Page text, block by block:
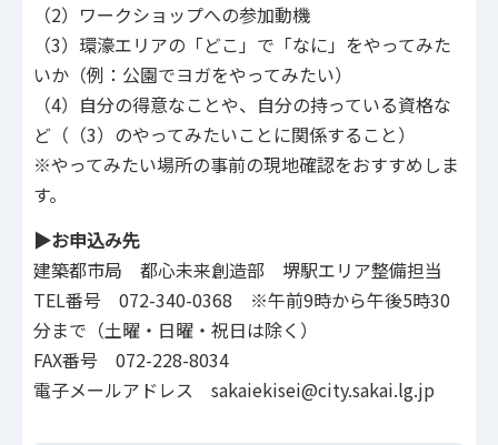
（2）ワークショップへの参加動機
（3）環濠エリアの「どこ」で「なに」をやってみた
いか（例：公園でヨガをやってみたい）
（4）自分の得意なことや、自分の持っている資格な
ど（（3）のやってみたいことに関係すること）
※やってみたい場所の事前の現地確認をおすすめしま
す。
▶お申込み先
建築都市局 都心未来創造部 堺駅エリア整備担当
TEL番号 072-340-0368 ※午前9時から午後5時30
分まで（土曜・日曜・祝日は除く）
FAX番号 072-228-8034
電子メールアドレス sakaiekisei@city.sakai.lg.jp